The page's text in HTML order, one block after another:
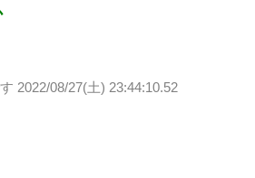
2022/08/27(土) 23:44:10.52